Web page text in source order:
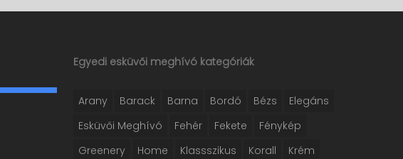
Egyedi esküvői meghívó kategóriák
Arany Barack Barna Bordó Bézs
Elegáns
Esküvői Meghívó
Fehér Fekete
Fénykép
Greenery
Home Klassszikus Korall Krém